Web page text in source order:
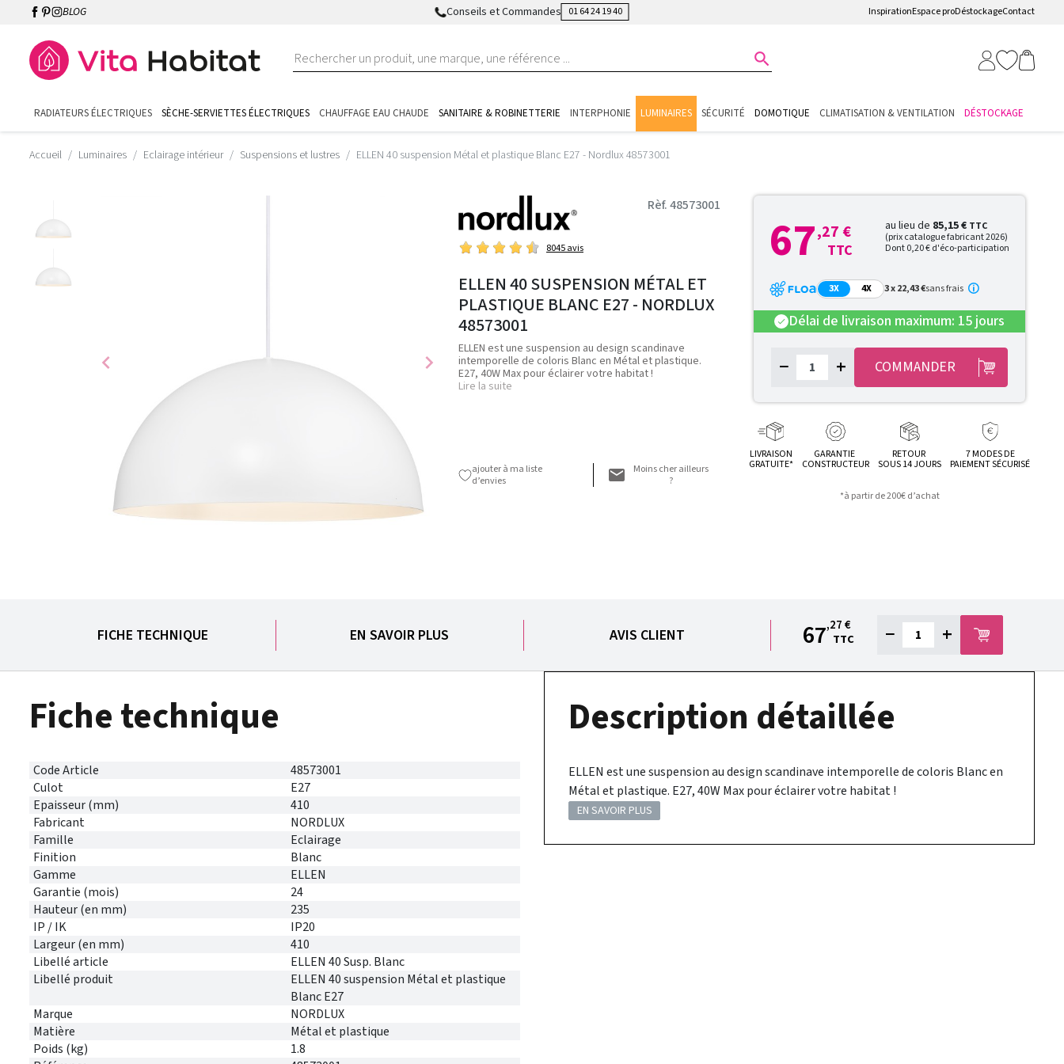
BLOG Conseils et Commandes 01 64 24 19 40 InspirationEspace proDéstockageContact

RADIATEURS ÉLECTRIQUES SÈCHE-SERVIETTES ÉLECTRIQUES CHAUFFAGE EAU CHAUDE SANITAIRE & ROBINETTERIE INTERPHONIE LUMINAIRES SÉCURITÉ DOMOTIQUE CLIMATISATION & VENTILATION DÉSTOCKAGE
Accueil Luminaires Eclairage intérieur Suspensions et lustres ELLEN 40 suspension Métal et plastique Blanc E27 - Nordlux 48573001
chevron_left chevron_right
Rèf. 48573001
8045 avis
ELLEN 40 SUSPENSION MÉTAL ET
PLASTIQUE BLANC E27 - NORDLUX
48573001
ELLEN est une suspension au design scandinave
intemporelle de coloris Blanc en Métal et plastique.
E27, 40W Max pour éclairer votre habitat !
Lire la suite
ajouter à ma liste
d’envies
Moins cher ailleurs
?
67,27 €
TTC
au lieu de 85,15 € TTC
(prix catalogue fabricant 2026)
Dont 0,20 € d'éco-participation
3X 4X 3 x 22,43 €sans frais
check Délai de livraison maximum: 15 jours
− + COMMANDER
LIVRAISON
GRATUITE*
GARANTIE
CONSTRUCTEUR
RETOUR
SOUS 14 JOURS
7 MODES DE
PAIEMENT SÉCURISÉ
*à partir de 200€ d’achat
FICHE TECHNIQUE EN SAVOIR PLUS AVIS CLIENT 67,27 €
TTC
− +
Fiche technique
Code Article
48573001
Culot
E27
Epaisseur (mm)
410
Fabricant
NORDLUX
Famille
Eclairage
Finition
Blanc
Gamme
ELLEN
Garantie (mois)
24
Hauteur (en mm)
235
IP / IK
IP20
Largeur (en mm)
410
Libellé article
ELLEN 40 Susp. Blanc
Libellé produit
ELLEN 40 suspension Métal et plastique
Blanc E27
Marque
NORDLUX
Matière
Métal et plastique
Poids (kg)
1.8
Description détaillée
ELLEN est une suspension au design scandinave intemporelle de coloris Blanc en
Métal et plastique. E27, 40W Max pour éclairer votre habitat !
EN SAVOIR PLUS